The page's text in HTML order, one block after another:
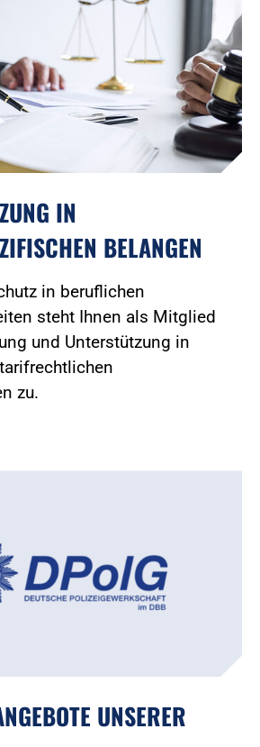
IN
BELANGEN
in beruflichen
steht Ihnen als Mitglied
und Unterstützung in
zu.
UNSERER